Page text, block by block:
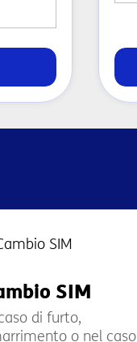
SIM
di furto,
o nel